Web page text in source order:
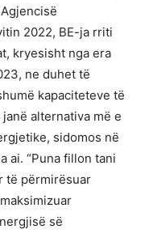
2022, BE-ja rriti
kryesisht nga era
ne duhet të
kapaciteteve të
alternativa më e
sidomos në
ai. “Puna fillon tani
të përmirësuar
së